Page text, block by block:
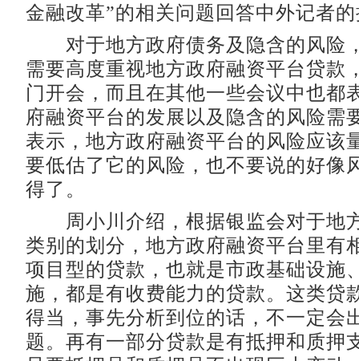
金融改革”的相关问题回答中外记者
对于地方政府债务及隐含的风险
需要高度重视地方政府融资平台贷款
门开会，而且在其他一些会议中也都
府融资平台的发展以及隐含的风险需
表示，地方政府融资平台的风险应该
要低估了它的风险，也不要说的好像
得了。
周小川介绍，根据银监会对于地
类别的划分，地方政府融资平台里有
项目型的贷款，也就是市政基础设施
施，都是有收费能力的贷款。这类贷
得当，事先分析到位的话，不一定会
题。再有一部分贷款是有抵押和质押